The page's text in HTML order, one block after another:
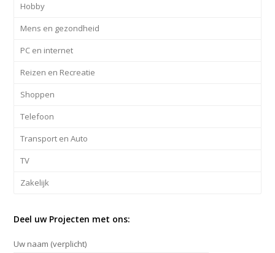
Hobby
Mens en gezondheid
PC en internet
Reizen en Recreatie
Shoppen
Telefoon
Transport en Auto
TV
Zakelijk
Deel uw Projecten met ons:
Uw naam (verplicht)